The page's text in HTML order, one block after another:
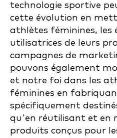
technologie sportive
cette évolution en
athlètes féminines, les
utilisatrices de leurs
campagnes de
pouvons également
et notre foi dans les
féminines en
spécifiquement
qu'en réutilisant et en
produits conçus pour